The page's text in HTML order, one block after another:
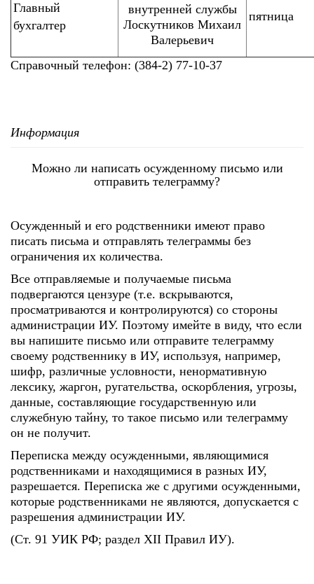
Главный
бухгалтер
внутренней службы
Лоскутников Михаил
Валерьевич
пятница
Справочный телефон: (384-2) 77-10-37
Информация
Можно ли написать осужденному письмо или
отправить телеграмму?
Осужденный и его родственники имеют право
писать письма и отправлять телеграммы без
ограничения их количества.
Все отправляемые и получаемые письма
подвергаются цензуре (т.е. вскрываются,
просматриваются и контролируются) со стороны
администрации ИУ. Поэтому имейте в виду, что если
вы напишите письмо или отправите телеграмму
своему родственнику в ИУ, используя, например,
шифр, различные условности, ненормативную
лексику, жаргон, ругательства, оскорбления, угрозы,
данные, составляющие государственную или
служебную тайну, то такое письмо или телеграмму
он не получит.
Переписка между осужденными, являющимися
родственниками и находящимися в разных ИУ,
разрешается. Переписка же с другими осужденными,
которые родственниками не являются, допускается с
разрешения администрации ИУ.
(Ст. 91 УИК РФ; раздел XII Правил ИУ).